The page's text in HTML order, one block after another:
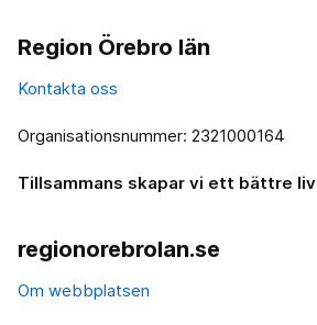
Region Örebro län
Kontakta oss
Organisationsnummer: 2321000164
Tillsammans skapar vi ett bättre liv
regionorebrolan.se
Om webbplatsen